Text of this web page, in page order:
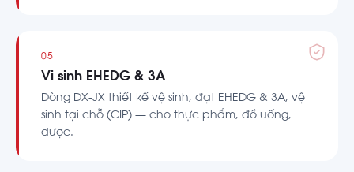
05
Vi sinh EHEDG & 3A
Dòng DX-JX thiết kế vệ sinh, đạt EHEDG & 3A, vệ
sinh tại chỗ (CIP) — cho thực phẩm, đồ uống,
dược.